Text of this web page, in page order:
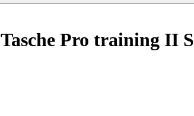
Tasche Pro training II S